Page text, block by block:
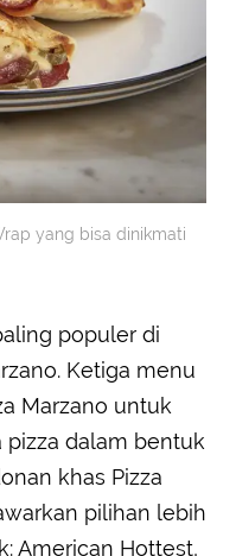
yang bisa dinikmati
populer di
Ketiga menu
Marzano untuk
pizza dalam bentuk
khas Pizza
pilihan lebih
American Hottest,